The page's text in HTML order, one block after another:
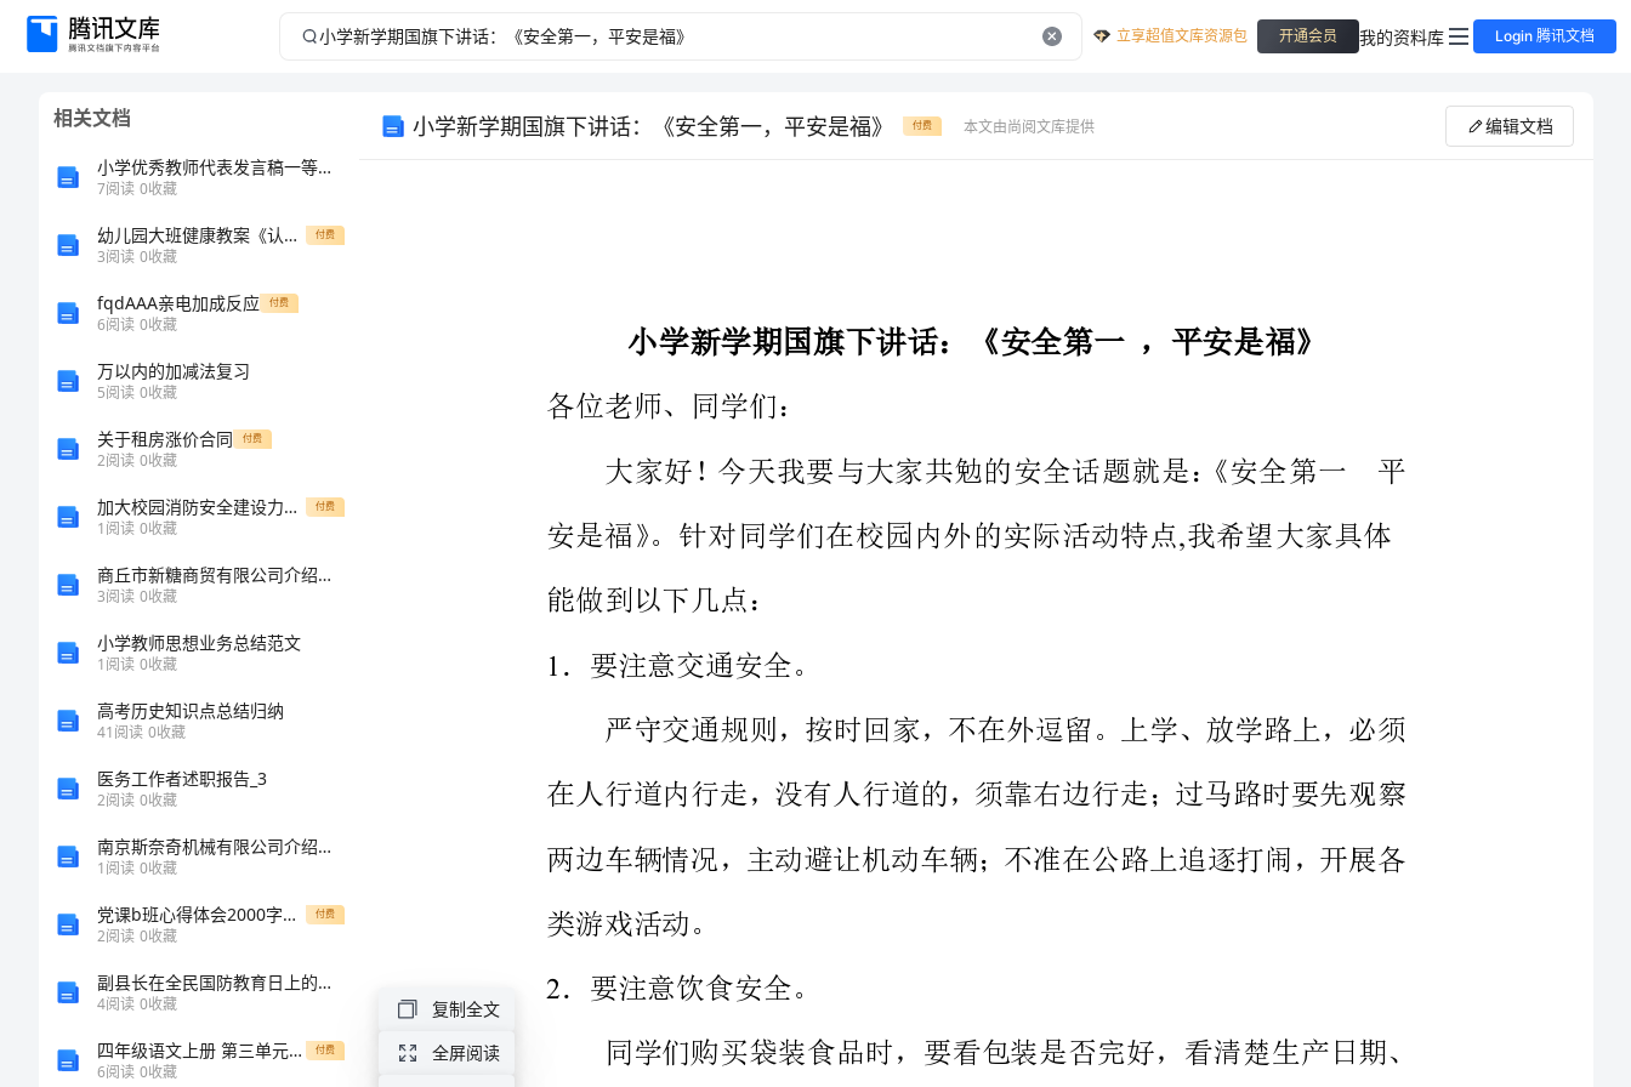
小
话：
《安
福》
立享超值文库资源包 开通会员 我的资料库 Login 腾讯文档
相关文档
小学优秀教师代表发言稿一等奖7篇
7阅读 0收藏
幼儿园大班健康教案《认识牙齿》 付费
3阅读 0收藏
fqdAAA亲电加成反应 付费
6阅读 0收藏
万以内的加减法复习
5阅读 0收藏
关于租房涨价合同 付费
2阅读 0收藏
加大校园消防安全建设力度宣传教育工作计划 付费
1阅读 0收藏
商丘市新糖商贸有限公司介绍企业发展分析报告
3阅读 0收藏
小学教师思想业务总结范文
1阅读 0收藏
高考历史知识点总结归纳
41阅读 0收藏
医务工作者述职报告_3
2阅读 0收藏
南京斯奈奇机械有限公司介绍企业发展分析报告
1阅读 0收藏
党课b班心得体会2000字最新6篇 付费
2阅读 0收藏
副县长在全民国防教育日上的讲话
4阅读 0收藏
四年级语文上册 第三单元 8《阳光洒下来》教案 鄂教版 付费
6阅读 0收藏
小学新学期国旗下讲话：《安全第一，平安是福》 付费 本文由尚阅文库提供 编辑文档
3
要安全用电，不要用手触摸电线、灯管和插座，发现电器损坏后
能做到以下几点：
．要注意交通安全。
保质期、生产厂家及地址，不购买“三无”食品，不随便在外就餐，
复制全文
全屏阅读